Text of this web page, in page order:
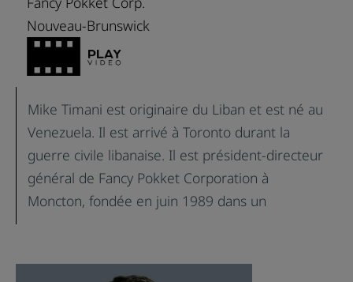
Nouveau-Brunswick
Mike Timani est originaire du Liban et est né au
Venezuela. Il est arrivé à Toronto durant la
guerre civile libanaise. Il est président-directeur
général de Fancy Pokket Corporation à
Moncton, fondée en juin 1989 dans un
une superficie de 45 000 pieds carrés et